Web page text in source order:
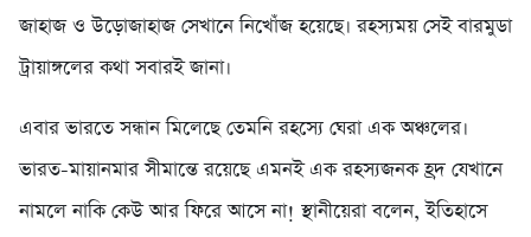
জাহাজ ও উড়োজাহাজ সেখানে নিখোঁজ হয়েছে। রহস্যময় সেই বারমুডা
ট্রায়াঙ্গলের কথা সবারই জানা।
এবার ভারতে সন্ধান মিলেছে তেমনি রহস্যে ঘেরা এক অঞ্চলের।
ভারত-মায়ানমার সীমান্তে রয়েছে এমনই এক রহস্যজনক হ্রদ যেখানে
নামলে নাকি কেউ আর ফিরে আসে না! স্থানীয়েরা বলেন, ইতিহাসে